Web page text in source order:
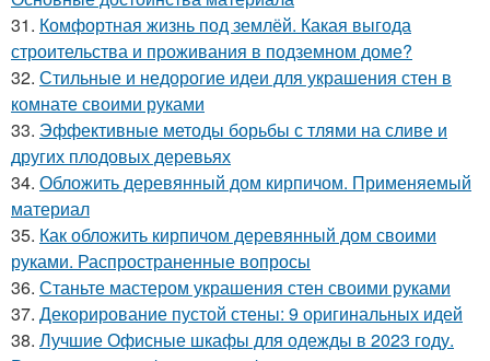
31. Комфортная жизнь под землёй. Какая выгода
строительства и проживания в подземном доме?
32. Стильные и недорогие идеи для украшения стен в
комнате своими руками
33. Эффективные методы борьбы с тлями на сливе и
других плодовых деревьях
34. Обложить деревянный дом кирпичом. Применяемый
материал
35. Как обложить кирпичом деревянный дом своими
руками. Распространенные вопросы
36. Станьте мастером украшения стен своими руками
37. Декорирование пустой стены: 9 оригинальных идей
38. Лучшие Офисные шкафы для одежды в 2023 году.